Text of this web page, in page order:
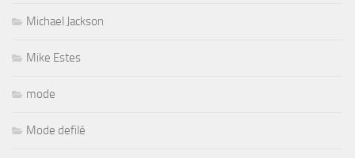
Michael Jackson
Mike Estes
mode
Mode defilé